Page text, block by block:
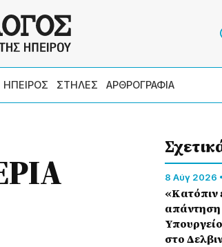
ΗΠΕΙΡΟΣ ΣΤΗΛΕΣ ΑΡΘΡΟΓΡΑΦΙΑ
8 Αύγ 2026
«Κατόπιν
απάντηση
στο